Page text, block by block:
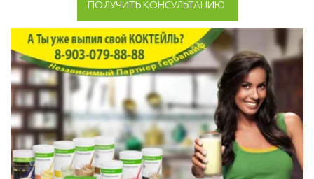
ПОЛУЧИТЬ КОНСУЛЬТАЦИЮ